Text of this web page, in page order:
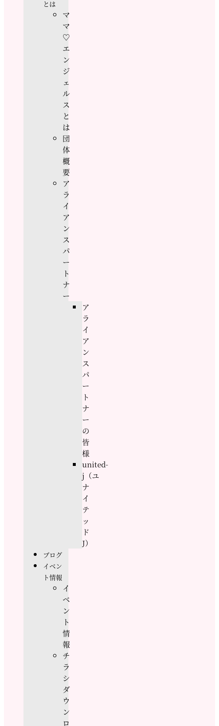
とは
マ
マ
♡
エ
ン
ジ
ェ
ル
ス
と
は
団
体
概
要
ア
ラ
イ
ア
ン
ス
パ
ー
ト
ナ
ー
ア
ラ
イ
ア
ン
ス
パ
ー
ト
ナ
ー
の
皆
様
united-
j（ユ
ナ
イ
テ
ッ
ド
J）
ブログ
イベン
ト情報
イ
ベ
ン
ト
情
報
チ
ラ
シ
ダ
ウ
ン
ロ